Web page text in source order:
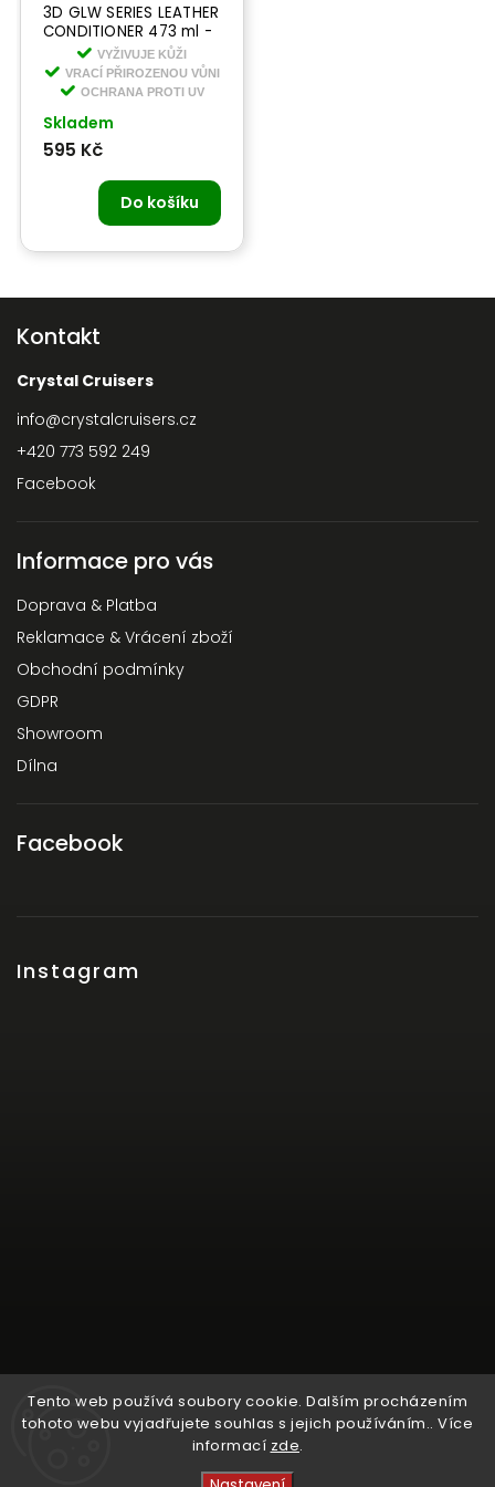
Tento web používá soubory cookie. Dalším procházením
tohoto webu vyjadřujete souhlas s jejich používáním.. Více
informací zde.
3D GLW SERIES LEATHER
CONDITIONER 473 ml -
čistič na kůžiVYŽIVUJE KŮŽI
VRACÍ PŘIROZENOU VŮNI
OCHRANA PROTI UV
Skladem
595 Kč
Do košíku
Kontakt
Crystal Cruisers
info@crystalcruisers.cz
+420 773 592 249
Facebook
Informace pro vás
Doprava & Platba
Reklamace & Vrácení zboží
Obchodní podmínky
GDPR
Showroom
Dílna
Facebook
Instagram